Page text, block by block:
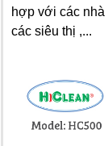
hợp với các
các siêu thị ,...